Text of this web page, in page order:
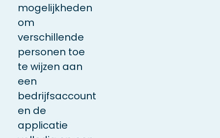
mogelijkheden
om
verschillende
personen toe
te wijzen aan
een
bedrijfsaccount
en de
applicatie